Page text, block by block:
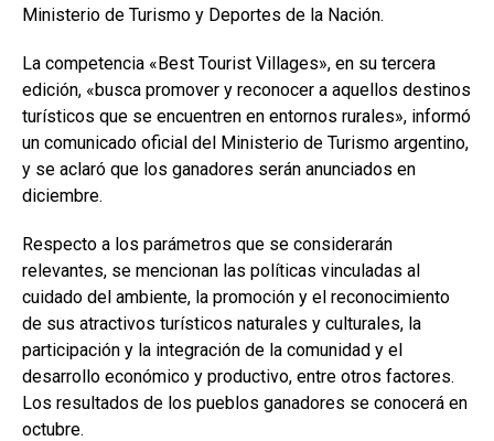
Ministerio de Turismo y Deportes de la Nación.
La competencia «Best Tourist Villages», en su tercera
edición, «busca promover y reconocer a aquellos destinos
turísticos que se encuentren en entornos rurales», informó
un comunicado oficial del Ministerio de Turismo argentino,
y se aclaró que los ganadores serán anunciados en
diciembre.
Respecto a los parámetros que se considerarán
relevantes, se mencionan las políticas vinculadas al
cuidado del ambiente, la promoción y el reconocimiento
de sus atractivos turísticos naturales y culturales, la
participación y la integración de la comunidad y el
desarrollo económico y productivo, entre otros factores.
Los resultados de los pueblos ganadores se conocerá en
octubre.